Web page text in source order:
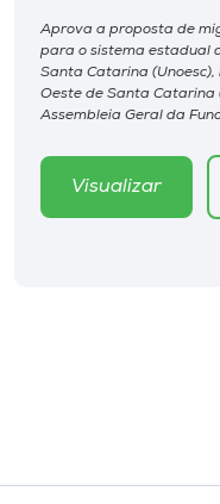
Selecione
Aprova a proposta de
para o sistema estadual
Santa Catarina
Oeste de Santa Catarina
Assembleia Geral da
Visualizar